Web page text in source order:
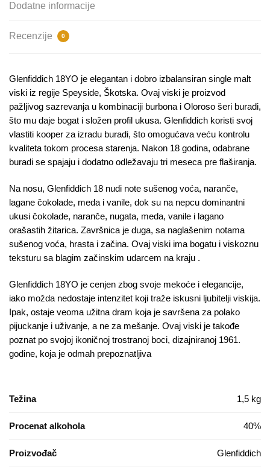
Dodatne informacije
Recenzije 0
Glenfiddich 18YO je elegantan i dobro izbalansiran single malt
viski iz regije Speyside, Škotska. Ovaj viski je proizvod
pažljivog sazrevanja u kombinaciji burbona i Oloroso šeri buradi,
što mu daje bogat i složen profil ukusa. Glenfiddich koristi svoj
vlastiti kooper za izradu buradi, što omogućava veću kontrolu
kvaliteta tokom procesa starenja. Nakon 18 godina, odabrane
buradi se spajaju i dodatno odležavaju tri meseca pre flaširanja.
Na nosu, Glenfiddich 18 nudi note sušenog voća, naranče,
lagane čokolade, meda i vanile, dok su na nepcu dominantni
ukusi čokolade, naranče, nugata, meda, vanile i lagano
orašastih žitarica. Završnica je duga, sa naglašenim notama
sušenog voća, hrasta i začina. Ovaj viski ima bogatu i viskoznu
teksturu sa blagim začinskim udarcem na kraju​ ​.
Glenfiddich 18YO je cenjen zbog svoje mekoće i elegancije,
iako možda nedostaje intenzitet koji traže iskusni ljubitelji viskija.
Ipak, ostaje veoma užitna dram koja je savršena za polako
pijuckanje i uživanje, a ne za mešanje. Ovaj viski je takođe
poznat po svojoj ikoničnoj trostranoj boci, dizajniranoj 1961.
godine, koja je odmah prepoznatljiva​
Težina 1,5 kg
Procenat alkohola 40%
Proizvođač Glenfiddich